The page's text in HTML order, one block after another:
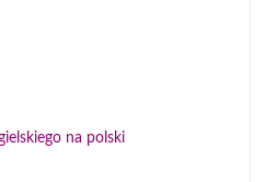
na polski